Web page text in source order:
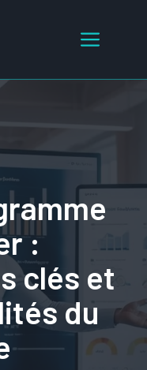
Menu
:
clés et
du